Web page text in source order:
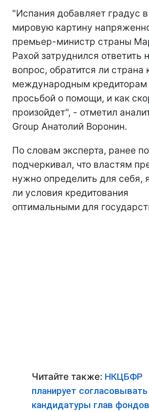
"Испания добавляет градус в
мировую картину
премьер-министр страны
Рахой затруднился ответить
вопрос, обратится ли страна
международным кредиторам
просьбой о помощи, и как
произойдет", - отметил
Group Анатолий Воронин.
По словам эксперта, ранее
подчеркивал, что властям
нужно определить для себя,
ли условия кредитования
оптимальными для
Читайте также: НКЦБФР
планирует согласовывать
кандидатуры глав